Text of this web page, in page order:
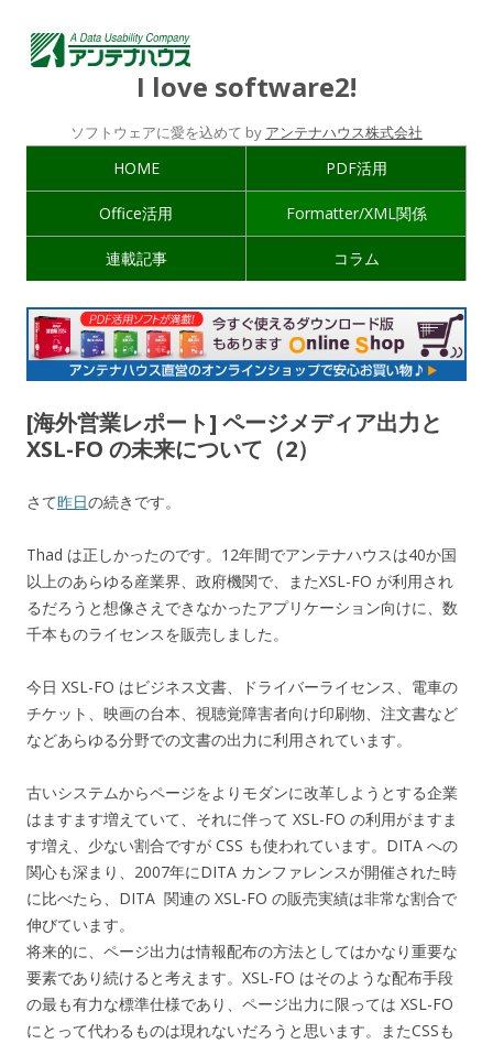
I love software2!
ソフトウェアに愛を込めて by アンテナハウス株式会社
HOME PDF活用
Office活用 Formatter/XML関係
連載記事 コラム
[海外営業レポート] ページメディア出力と
XSL-FO の未来について（2）
さて昨日の続きです。
Thad は正しかったのです。12年間でアンテナハウスは40か国
以上のあらゆる産業界、政府機関で、またXSL-FO が利用され
るだろうと想像さえできなかったアプリケーション向けに、数
千本ものライセンスを販売しました。
今日 XSL-FO はビジネス文書、ドライバーライセンス、電車の
チケット、映画の台本、視聴覚障害者向け印刷物、注文書など
などあらゆる分野での文書の出力に利用されています。
古いシステムからページをよりモダンに改革しようとする企業
はますます増えていて、それに伴って XSL-FO の利用がますま
す増え、少ない割合ですが CSS も使われています。DITA への
関心も深まり、2007年にDITA カンファレンスが開催された時
に比べたら、DITA 関連の XSL-FO の販売実績は非常な割合で
伸びています。
将来的に、ページ出力は情報配布の方法としてはかなり重要な
要素であり続けると考えます。XSL-FO はそのような配布手段
の最も有力な標準仕様であり、ページ出力に限っては XSL-FO
にとって代わるものは現れないだろうと思います。またCSSも